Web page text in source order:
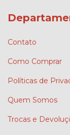
Contato
Como Comprar
Políticas de
Quem Somos
Trocas e